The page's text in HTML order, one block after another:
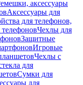
аксессуары
Аксессуары для
для телефонов,
Чехлы для
Защитные
Игровые
Чехлы с
для
Сумки для
для